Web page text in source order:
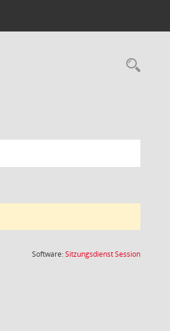
Software:SitzungsdienstSession(Wird in